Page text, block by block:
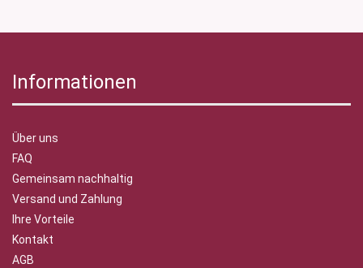
Informationen
Über uns
FAQ
Gemeinsam nachhaltig
Versand und Zahlung
Ihre Vorteile
Kontakt
AGB